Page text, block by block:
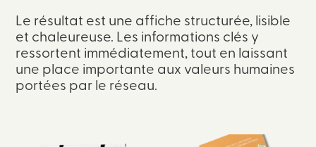
Le résultat est une affiche structurée, lisible
et chaleureuse. Les informations clés y
ressortent immédiatement, tout en laissant
une place importante aux valeurs humaines
portées par le réseau.